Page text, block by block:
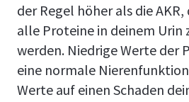
der Regel höher als die
alle Proteine in deinem
werden. Niedrige Werte der
eine normale
Werte auf einen Schaden